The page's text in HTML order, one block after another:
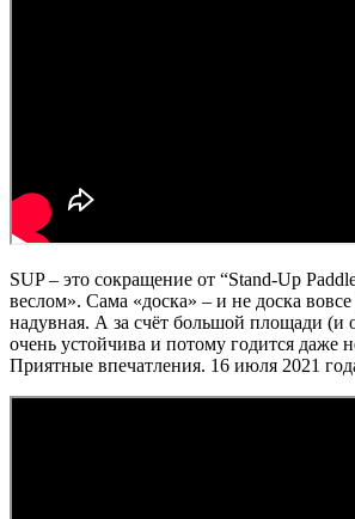
SUP – это сокращение от “Stand-Up
веслом». Сама «доска» – и не доска вовсе
надувная. А за счёт большой площади
очень устойчива и потому годится даже
Приятные впечатления. 16 июля 2021